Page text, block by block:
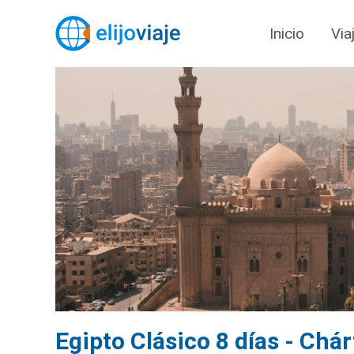
Inicio
Egipto Clásico 8 días -